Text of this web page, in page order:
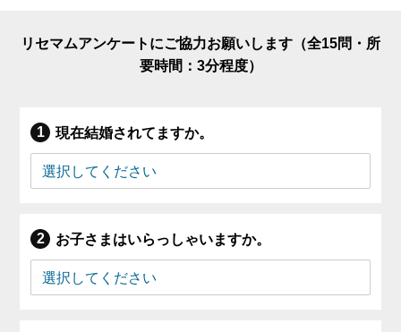
リセマムアンケートにご協力お願いします（全15問・所
要時間：3分程度）
現在結婚されてますか。
お子さまはいらっしゃいますか。